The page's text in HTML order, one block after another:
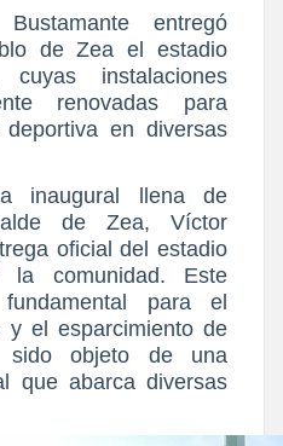
entregó
de Zea el estadio
cuyas instalaciones
renovadas para
en diversas
inaugural llena de
de Zea, Víctor
oficial del estadio
la comunidad. Este
para el
y el esparcimiento de
sido objeto de una
que abarca diversas